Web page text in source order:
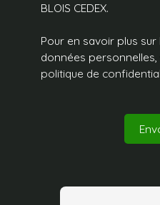
BLOIS CEDEX.
Pour en savoir plus
données
politique de